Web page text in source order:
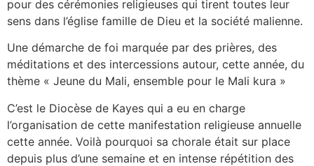
pour des cérémonies religieuses qui tirent toutes leur
sens dans l’église famille de Dieu et la société malienne.
Une démarche de foi marquée par des prières, des
méditations et des intercessions autour, cette année, du
thème « Jeune du Mali, ensemble pour le Mali kura »
C’est le Diocèse de Kayes qui a eu en charge
l’organisation de cette manifestation religieuse annuelle
cette année. Voilà pourquoi sa chorale était sur place
depuis plus d’une semaine et en intense répétition des